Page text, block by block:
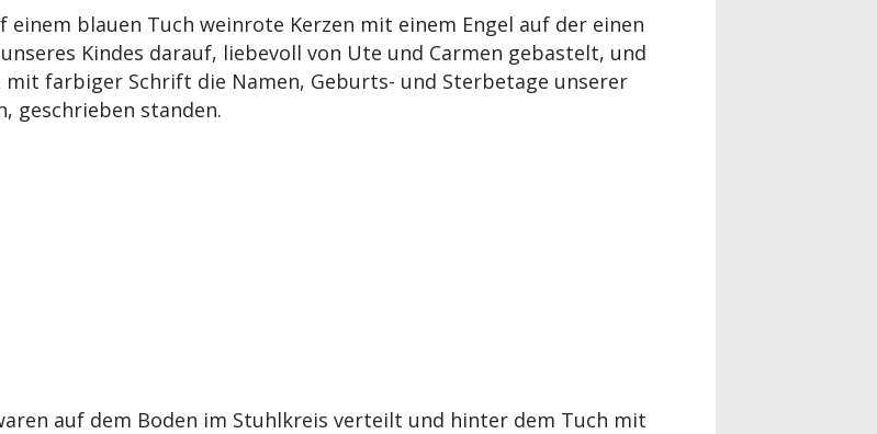
einem blauen Tuch weinrote Kerzen mit einem Engel auf der einen
Kindes darauf, liebevoll von Ute und Carmen gebastelt, und
farbiger Schrift die Namen, Geburts- und Sterbetage unserer
geschrieben standen.
auf dem Boden im Stuhlkreis verteilt und hinter dem Tuch mit